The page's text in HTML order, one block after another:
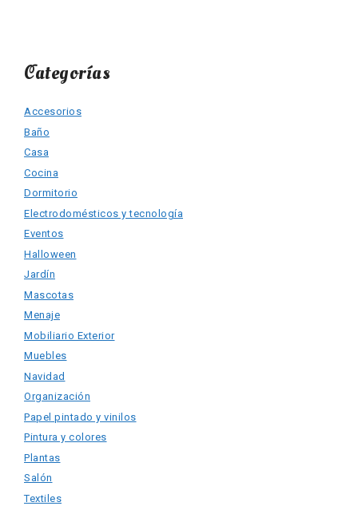
Categorías
Accesorios
Baño
Casa
Cocina
Dormitorio
Electrodomésticos y tecnología
Eventos
Halloween
Jardín
Mascotas
Menaje
Mobiliario Exterior
Muebles
Navidad
Organización
Papel pintado y vinilos
Pintura y colores
Plantas
Salón
Textiles